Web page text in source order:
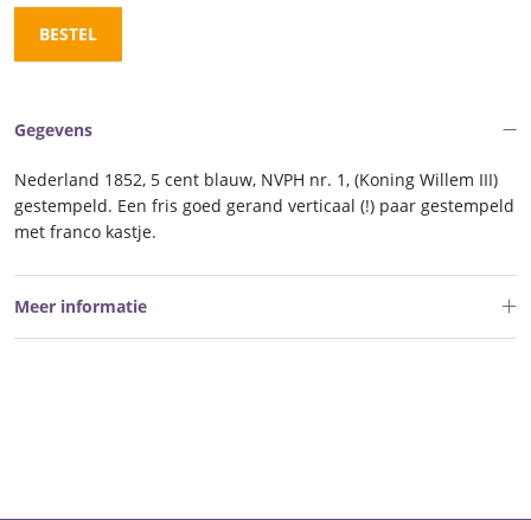
BESTEL
Gegevens
Nederland 1852, 5 cent blauw, NVPH nr. 1, (Koning Willem III)
gestempeld. Een fris goed gerand verticaal (!) paar gestempeld
met franco kastje.
Meer informatie